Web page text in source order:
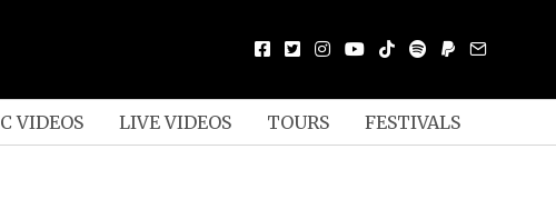
VIDEOS LIVE VIDEOS TOURS FESTIVALS